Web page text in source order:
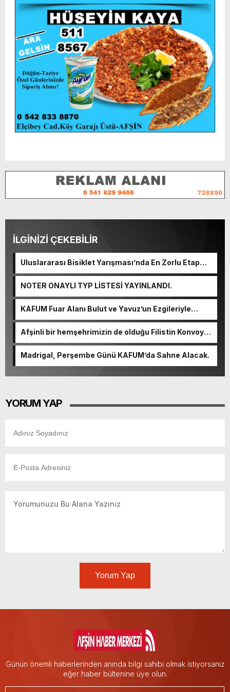
İLGİNİZİ ÇEKEBİLİR
Uluslararası Bisiklet Yarışması’nda En Zorlu Etap
NOTER ONAYLI TYP LİSTESİ YAYINLANDI.
KAFUM Fuar Alanı Bulut ve Yavuz’un Ezgileriyle
Şenlendi.
Afşinli bir hemşehrimizin de olduğu Filistin Konvoyu,
güçlenerek ilerliyor.
Madrigal, Perşembe Günü KAFUM’da Sahne Alacak.
YORUM YAP
Yorum Yap
Günün önemli haberlerinden anında bilgi sahibi olmak istiyorsanız
eğer haber bültenine üye olun.